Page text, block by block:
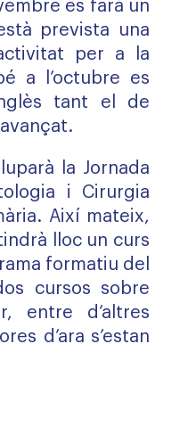
es farà un
prevista una
per a la
a l’octubre es
tant el de
la Jornada
i Cirurgia
Així mateix,
lloc un curs
formatiu del
cursos sobre
entre d’altres
d’ara s’estan